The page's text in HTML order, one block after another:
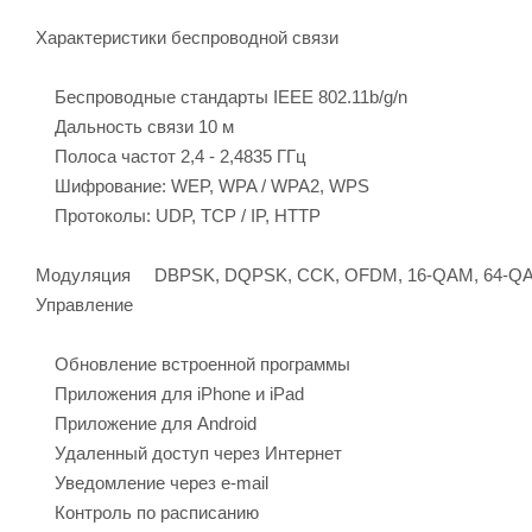
Характеристики беспроводной связи
Беспроводные стандарты IEEE 802.11b/g/n
Дальность связи 10 м
Полоса частот 2,4 - 2,4835 ГГц
Шифрование: WEP, WPA / WPA2, WPS
Протоколы: UDP, TCP / IP, HTTP
Модуляция DBPSK, DQPSK, CCK, OFDM, 16-QAM, 64-
Управление
Обновление встроенной программы
Приложения для iPhone и iPad
Приложение для Android
Удаленный доступ через Интернет
Уведомление через e-mail
Контроль по расписанию